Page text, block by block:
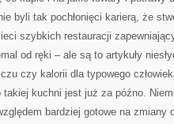
byli tak pochłonięci karierą, że
szybkich restauracji
od ręki – ale są to artykuły
czy kalorii dla typowego
takiej kuchni jest już za późno.
bardziej gotowe na zmiany